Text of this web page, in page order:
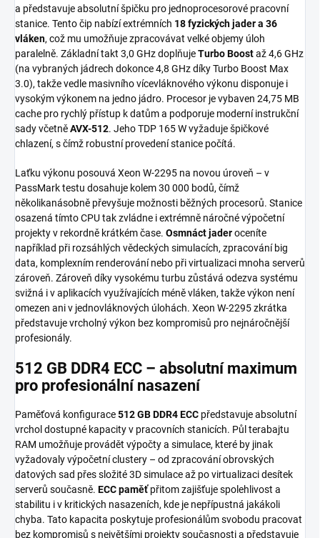
a představuje absolutní špičku pro jednoprocesorové pracovní
stanice. Tento čip nabízí extrémních 18 fyzických jader a 36
vláken, což mu umožňuje zpracovávat velké objemy úloh
paralelně. Základní takt 3,0 GHz doplňujeTurbo Boostaž 4,6 GHz
(na vybraných jádrech dokonce 4,8 GHz díky Turbo Boost Max
3.0), takže vedle masivního vícevláknového výkonu disponuje i
vysokým výkonem na jedno jádro. Procesor je vybaven 24,75 MB
cache pro rychlý přístup k datům a podporuje moderní instrukční
sady včetněAVX-512. Jeho TDP 165 W vyžaduje špičkové
chlazení, s čímž robustní provedení stanice počítá.
Laťku výkonu posouvá Xeon W-2295 na novou úroveň – v
PassMark testu dosahuje kolem 30 000 bodů, čímž
několikanásobně převyšuje možnosti běžných procesorů. Stanice
osazená tímto CPU tak zvládne i extrémně náročné výpočetní
projekty v rekordně krátkém čase. Osmnáct jaderoceníte
například při rozsáhlých vědeckých simulacích, zpracování big
data, komplexním renderování nebo při virtualizaci mnoha serverů
zároveň. Zároveň díky vysokému turbu zůstává odezva systému
svižná i v aplikacích využívajících méně vláken, takže výkon není
omezen ani v jednovláknových úlohách. Xeon W-2295 zkrátka
představuje vrcholný výkon bez kompromisů pro nejnáročnější
profesionály.
512 GB DDR4 ECC – absolutní maximum
pro profesionální nasazení
Paměťová konfigurace512 GB DDR4 ECC představuje absolutní
vrchol dostupné kapacity v pracovních stanicích. Půl terabajtu
RAM umožňuje provádět výpočty a simulace, které by jinak
vyžadovaly výpočetní clustery – od zpracování obrovských
datových sad přes složité 3D simulace až po virtualizaci desítek
serverů současně. ECC paměťpřitom zajišťuje spolehlivost a
stabilitu i v kritických nasazeních, kde je nepřípustná jakákoli
chyba. Tato kapacita poskytuje profesionálům svobodu pracovat
bez kompromisů s největšími projekty současnosti a představuje